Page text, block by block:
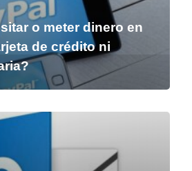
o meter dinero en
de crédito ni